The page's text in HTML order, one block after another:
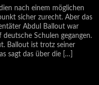
nach einem möglichen
sicher zurecht. Aber das
Abdul Ballout war
Schulen gegangen.
Ballout ist trotz seiner
sagt das über die […]